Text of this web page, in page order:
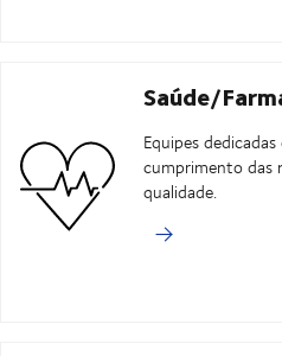
Saúde/
Equipes
cumprimento das
qualidade.